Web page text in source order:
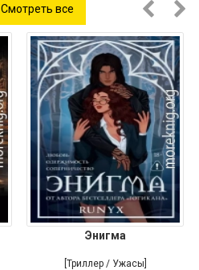
Смотреть все
Энигма
[Триллер / Ужасы]